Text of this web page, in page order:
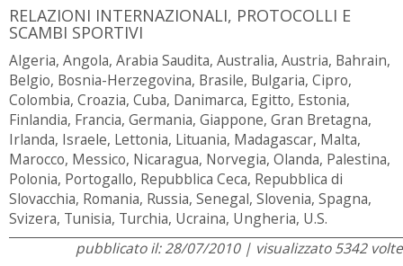
RELAZIONI INTERNAZIONALI, PROTOCOLLI E
SCAMBI SPORTIVI
Algeria, Angola, Arabia Saudita, Australia, Austria, Bahrain,
Belgio, Bosnia-Herzegovina, Brasile, Bulgaria, Cipro,
Colombia, Croazia, Cuba, Danimarca, Egitto, Estonia,
Finlandia, Francia, Germania, Giappone, Gran Bretagna,
Irlanda, Israele, Lettonia, Lituania, Madagascar, Malta,
Marocco, Messico, Nicaragua, Norvegia, Olanda, Palestina,
Polonia, Portogallo, Repubblica Ceca, Repubblica di
Slovacchia, Romania, Russia, Senegal, Slovenia, Spagna,
Svizera, Tunisia, Turchia, Ucraina, Ungheria, U.S.
pubblicato il: 28/07/2010 | visualizzato 5342 volte